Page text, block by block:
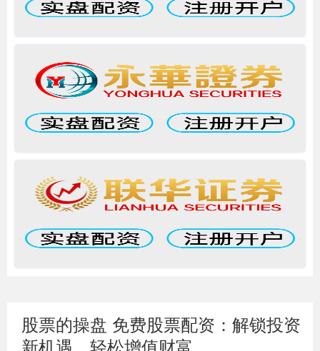
股票的操盘 免费股票配资：解锁投资
新机遇，轻松增值财富